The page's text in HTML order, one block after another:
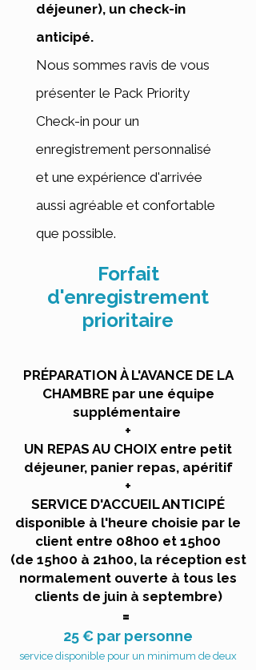
déjeuner), un check-in
anticipé.
Nous sommes ravis de vous
présenter le Pack Priority
Check-in pour un
enregistrement personnalisé
et une expérience d'arrivée
aussi agréable et confortable
que possible.
Forfait
d'enregistrement
prioritaire
PRÉPARATION À L'AVANCE DE LA
CHAMBRE par une équipe
supplémentaire
+
UN REPAS AU CHOIX entre petit
déjeuner, panier repas, apéritif
+
SERVICE D'ACCUEIL ANTICIPÉ
disponible à l'heure choisie par le
client entre 08h00 et 15h00
(de 15h00 à 21h00, la réception est
normalement ouverte à tous les
clients de juin à septembre)
=
25 € par personne
service disponible pour un minimum de deux